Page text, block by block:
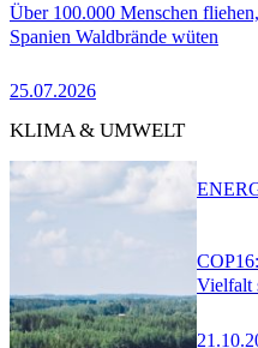
Über 100.000 Menschen
Spanien Waldbrände wüten
25.07.2026
KLIMA & UMWELT
Vielfalt